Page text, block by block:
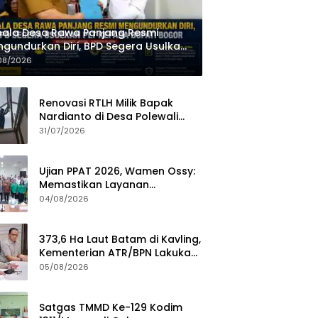
Desa Rawa Panjang Resmi
Diri, BPD Segera Usulkan
kepada Bupati Bogor
2026
Renovasi RTLH Milik Bapak
Nardianto di Desa Polewali
Memasuki Tahap Pemasangan
31/07/2026
Ujian PPAT 2026, Wamen Ossy:
Memastikan Layanan
Pertanahan dari PPAT yang
04/08/2026
373,6 Ha Laut Batam di Kavling,
Kementerian ATR/BPN Lakukan
Investigasi
05/08/2026
Satgas TMMD Ke-129 Kodim